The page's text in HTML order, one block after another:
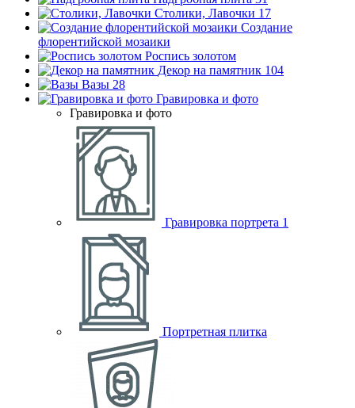
Столики, Лавочки 17
Создание
флорентийской мозаики
Роспись золотом
Декор на памятник 104
Вазы 28
Гравировка и фото
Гравировка и фото
Гравировка портрета 1
Портретная плитка